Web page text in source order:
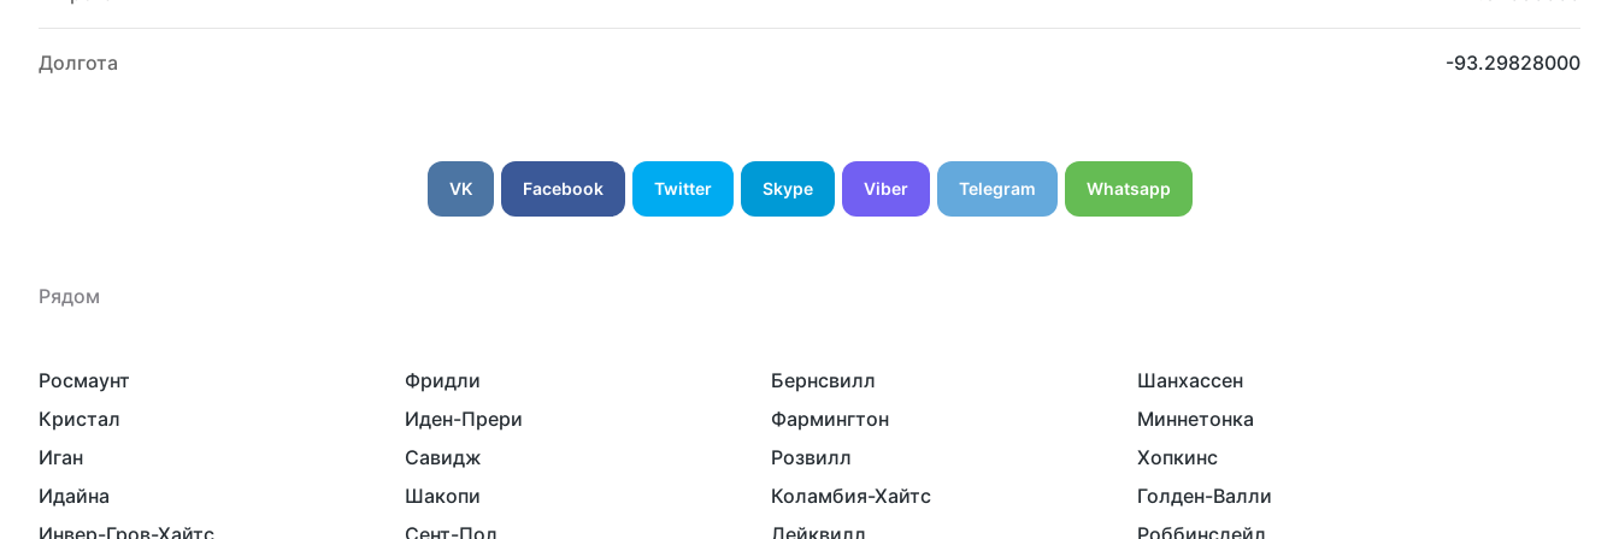
Долгота -93.29828000
VK Facebook Twitter Skype Viber Telegram Whatsapp
Рядом
Росмаунт Фридли Бернсвилл
Шанхассен
Кристал
Иден-Прери Фармингтон
Миннетонка
Иган
Савидж Розвилл
Хопкинс
Идайна
Шакопи Коламбия-Хайтс
Голден-Валли
Инвер-Гров-Хайтс
Сент-Пол Лейквилл Роббинсдейл